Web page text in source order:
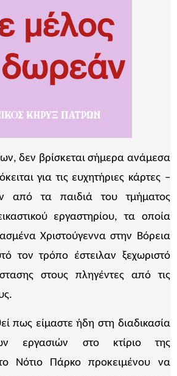
δεν βρίσκεται σήμερα ανάμεσα
για τις ευχητήριες κάρτες –
από τα παιδιά του τμήματος
εργαστηρίου, τα οποία
Χριστούγεννα στην Βόρεια
τον τρόπο έστειλαν ξεχωριστό
στους πληγέντες από τις
πως είμαστε ήδη στη διαδικασία
εργασιών στο κτίριο της
Νότιο Πάρκο προκειμένου να